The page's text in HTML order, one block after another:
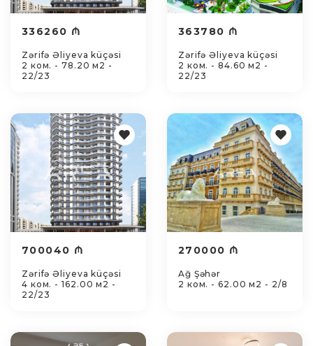
336260 ₼
Zərifə Əliyeva küçəsi
2 ком. - 78.20 м2 -
22/23
363780 ₼
Zərifə Əliyeva küçəsi
2 ком. - 84.60 м2 -
22/23
700040 ₼
Zərifə Əliyeva küçəsi
4 ком. - 162.00 м2 -
22/23
270000 ₼
Ağ Şəhər
2 ком. - 62.00 м2 - 2/8